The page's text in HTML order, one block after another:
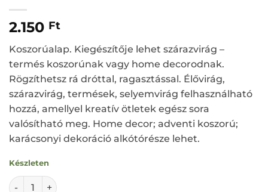
2.150 Ft
Koszorúalap. Kiegészítője lehet szárazvirág –
termés koszorúnak vagy home decorodnak.
Rögzíthetsz rá dróttal, ragasztással. Élővirág,
szárazvirág, termések, selyemvirág felhasználható
hozzá, amellyel kreatív ötletek egész sora
valósítható meg. Home decor; adventi koszorú;
karácsonyi dekoráció alkótórésze lehet.
Készleten
Koszorú; alap beültethető; gesztenye - gömb; fenyővel/